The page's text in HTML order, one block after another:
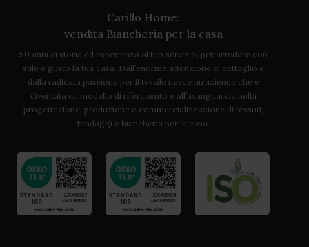
Carillo Home:
vendita Biancheria per la casa
50 anni di storia ed esperienza al tuo servizio, per arredare con
stile e gusto la tua casa. Dall’enorme attenzione al dettaglio e
dalla radicata passione per il tessile nasce un’azienda che è
diventata un modello di riferimento e all’avanguardia nella
progettazione, produzione e commercializzazione di tessuti,
tendaggi e biancheria per la casa.